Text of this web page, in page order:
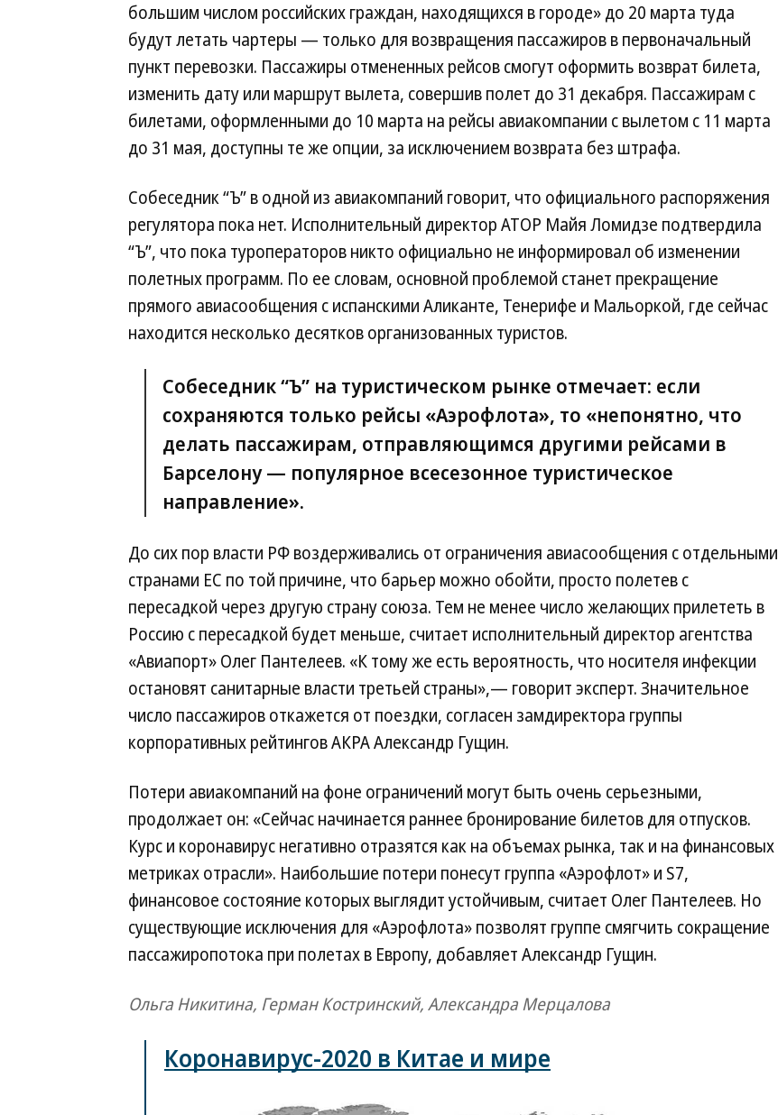
большим числом российских граждан, находящихся в городе» до 20 марта туда
будут летать чартеры — только для возвращения пассажиров в первоначальный
пункт перевозки. Пассажиры отмененных рейсов смогут оформить возврат билета,
изменить дату или маршрут вылета, совершив полет до 31 декабря. Пассажирам с
билетами, оформленными до 10 марта на рейсы авиакомпании с вылетом с 11 марта
до 31 мая, доступны те же опции, за исключением возврата без штрафа.
Собеседник “Ъ” в одной из авиакомпаний говорит, что официального распоряжения
регулятора пока нет. Исполнительный директор АТОР Майя Ломидзе подтвердила
“Ъ”, что пока туроператоров никто официально не информировал об изменении
полетных программ. По ее словам, основной проблемой станет прекращение
прямого авиасообщения с испанскими Аликанте, Тенерифе и Мальоркой, где сейчас
находится несколько десятков организованных туристов.
Собеседник “Ъ” на туристическом рынке отмечает: если
сохраняются только рейсы «Аэрофлота», то «непонятно, что
делать пассажирам, отправляющимся другими рейсами в
Барселону — популярное всесезонное туристическое
направление».
До сих пор власти РФ воздерживались от ограничения авиасообщения с отдельными
странами ЕС по той причине, что барьер можно обойти, просто полетев с
пересадкой через другую страну союза. Тем не менее число желающих прилететь в
Россию с пересадкой будет меньше, считает исполнительный директор агентства
«Авиапорт» Олег Пантелеев. «К тому же есть вероятность, что носителя инфекции
остановят санитарные власти третьей страны»,— говорит эксперт. Значительное
число пассажиров откажется от поездки, согласен замдиректора группы
корпоративных рейтингов АКРА Александр Гущин.
Потери авиакомпаний на фоне ограничений могут быть очень серьезными,
продолжает он: «Сейчас начинается раннее бронирование билетов для отпусков.
Курс и коронавирус негативно отразятся как на объемах рынка, так и на финансовых
метриках отрасли». Наибольшие потери понесут группа «Аэрофлот» и S7,
финансовое состояние которых выглядит устойчивым, считает Олег Пантелеев. Но
существующие исключения для «Аэрофлота» позволят группе смягчить сокращение
пассажиропотока при полетах в Европу, добавляет Александр Гущин.
Ольга Никитина, Герман Костринский, Александра Мерцалова
Коронавирус-2020 в Китае и мире